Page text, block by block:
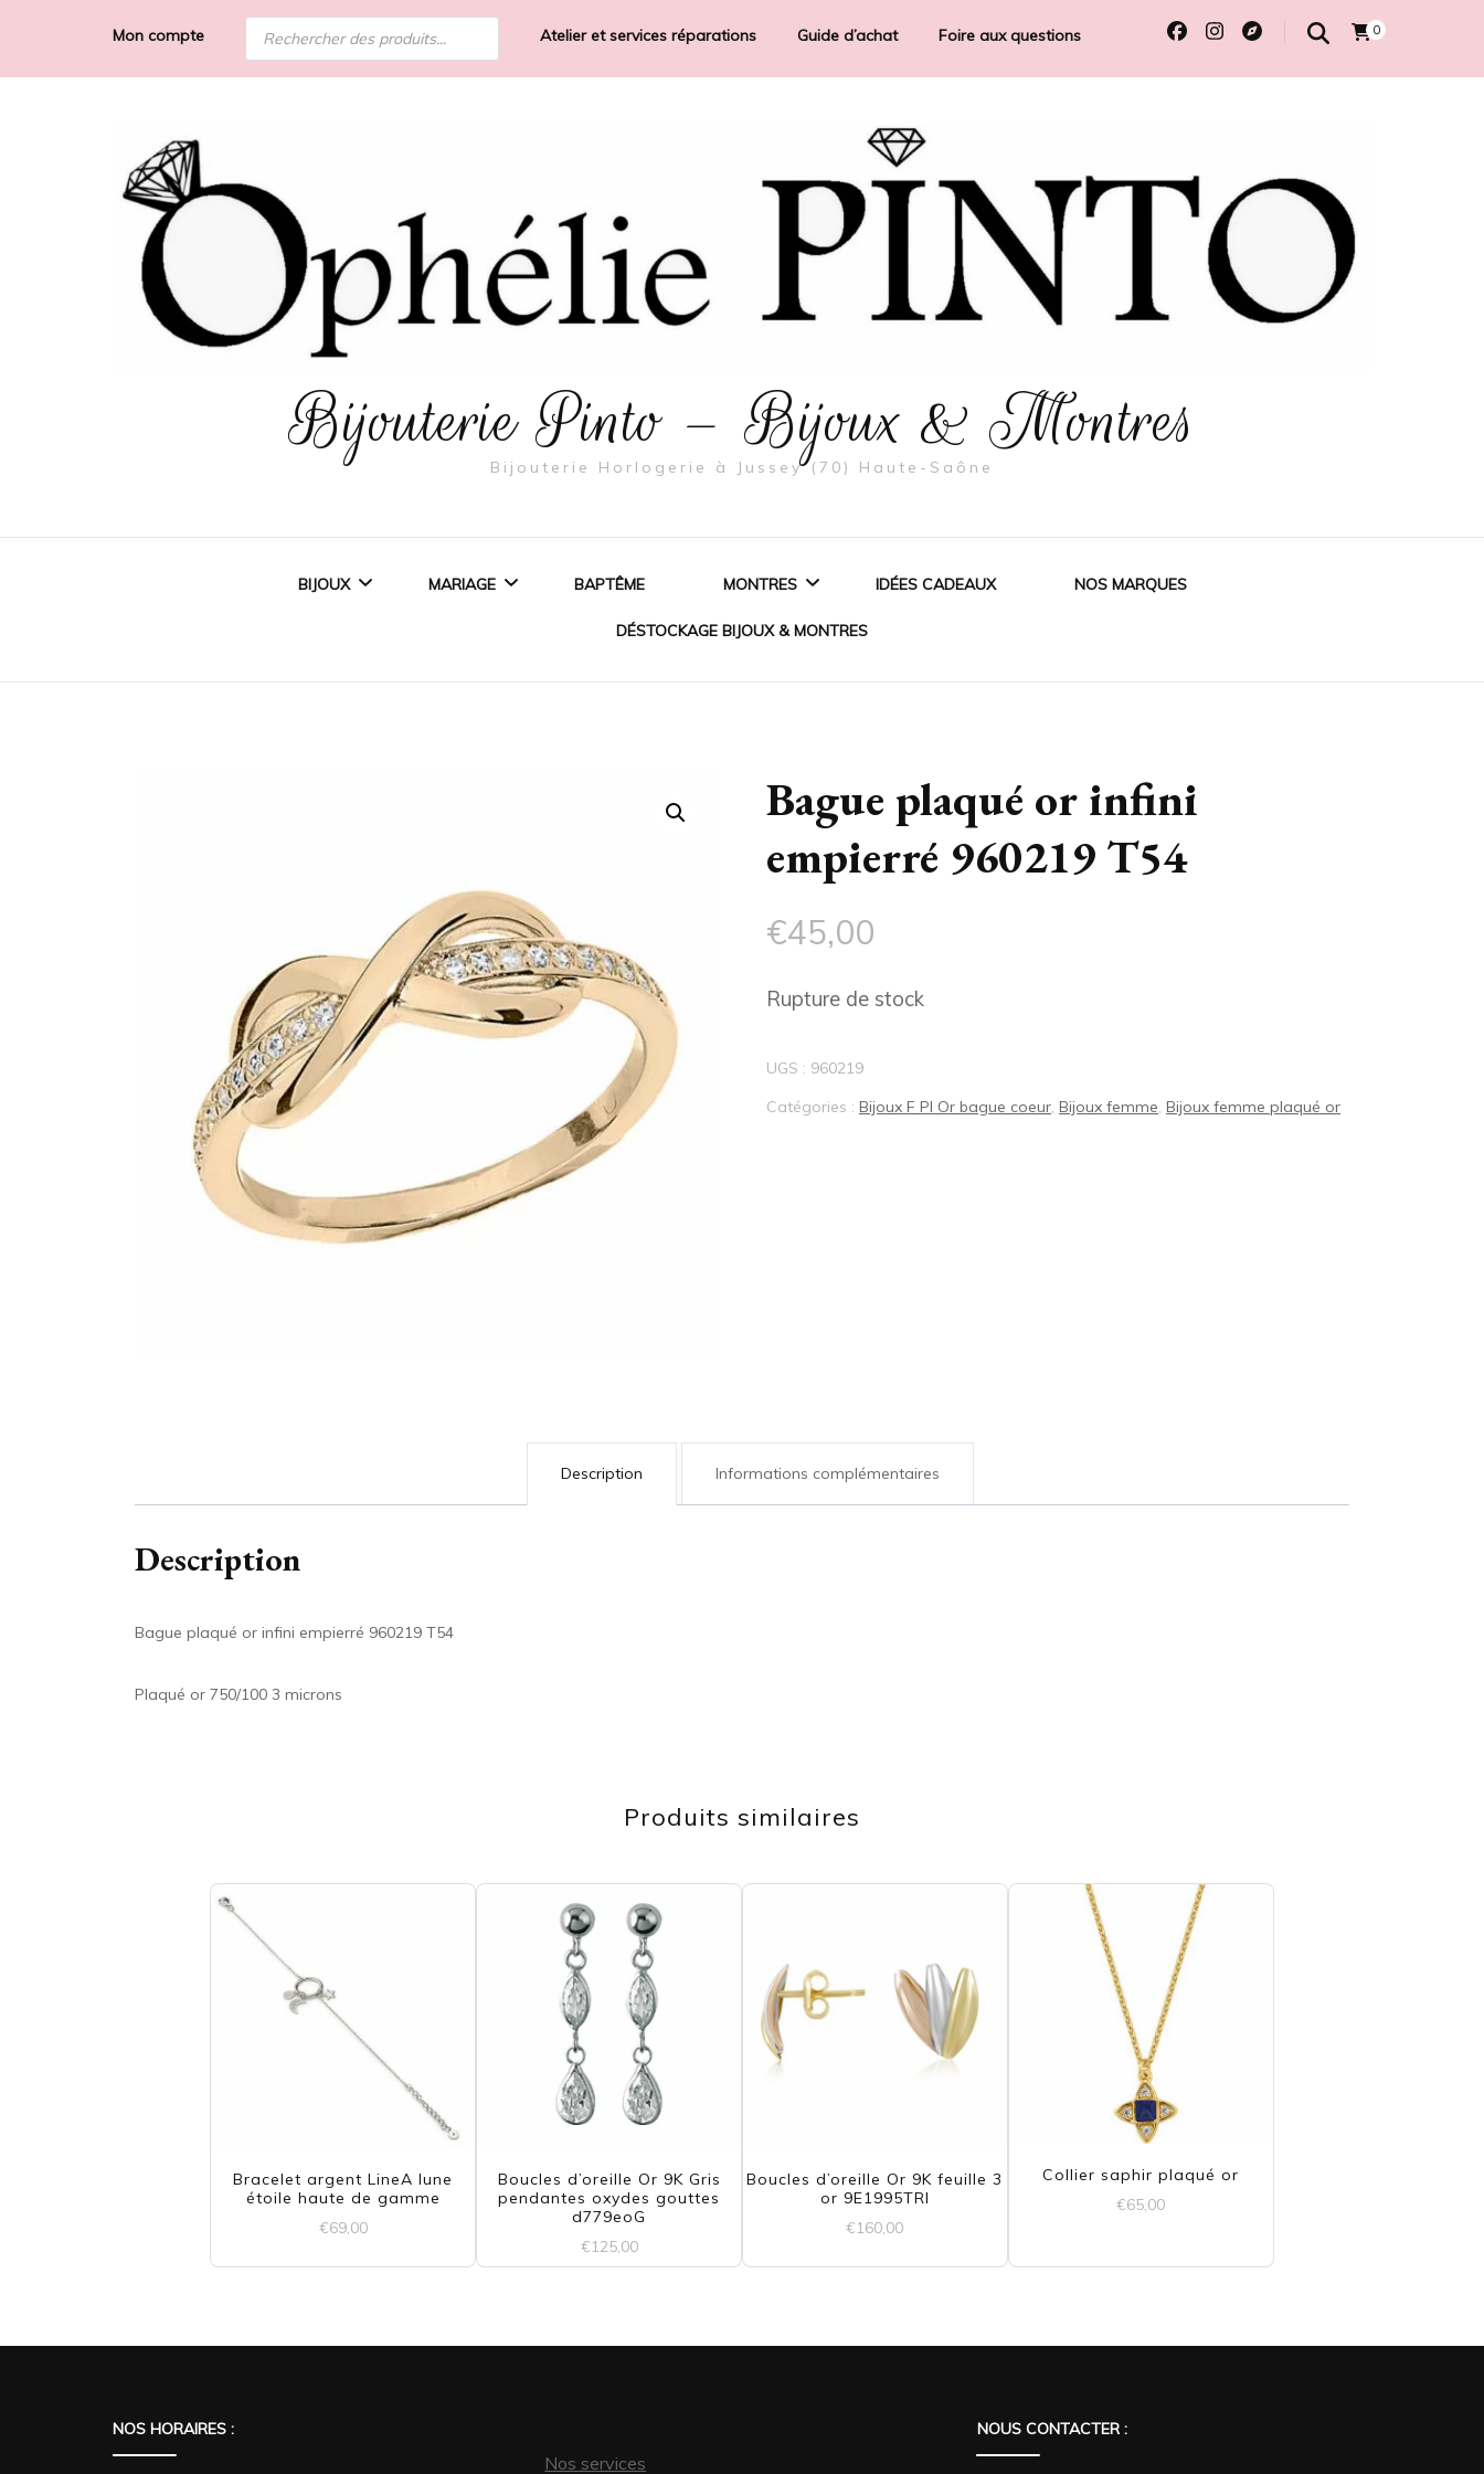
Mon compte
Recherche
produits
Atelier et services réparations Guide d’achat Foire aux questions 0
Bijouterie Pinto – Bijoux & Montres
Bijouterie Horlogerie à Jussey (70) Haute-Saône
BIJOUX
CRISTAUX SWAROVSKI®
BIJOUX LOTUS®
BIJOUX MAGNÉTIQUES
PIERCING
MARIAGE BAPTÊME MONTRES
MONTRES ENFANT
MONTRES CONNECTÉES
IDÉES CADEAUX NOS MARQUES
DÉSTOCKAGE BIJOUX & MONTRES
Bague plaqué or infini
empierré 960219 T54
€45,00
Rupture de stock
UGS : 960219
Catégories : Bijoux F Pl Or bague coeur, Bijoux femme, Bijoux femme plaqué or
Description Informations complémentaires
Description
Bague plaqué or infini empierré 960219 T54
Plaqué or 750/100 3 microns
Produits similaires
Bracelet argent LineA lune
étoile haute de gamme
€69,00
Boucles d’oreille Or 9K Gris
pendantes oxydes gouttes
d779eoG
€125,00
Boucles d’oreille Or 9K feuille 3
or 9E1995TRI
€160,00
Collier saphir plaqué or
€65,00
NOS HORAIRES :
Nos services
NOUS CONTACTER :